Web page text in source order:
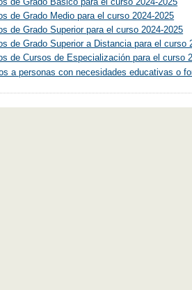
de Grado Medio para el curso 2024-2025
de Grado Superior para el curso 2024-2025
de Grado Superior a Distancia para el curso
de Cursos de Especialización para el curso
a personas con necesidades educativas o